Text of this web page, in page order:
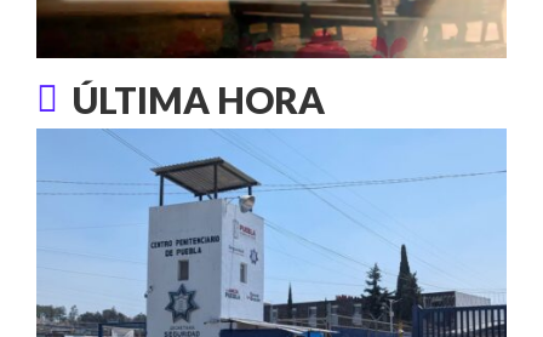
ÚLTIMA HORA